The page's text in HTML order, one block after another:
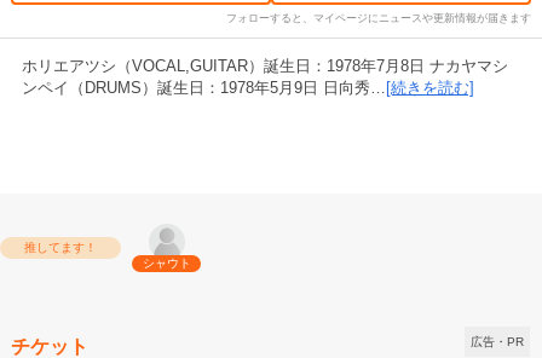
フォローすると、マイページにニュースや更新情報が届きます
ホリエアツシ（VOCAL,GUITAR）誕生日：1978年7月8日 ナカヤマシ
ンペイ（DRUMS）誕生日：1978年5月9日 日向秀… [続きを読む]
推してます！
シャウト
チケット 広告・PR